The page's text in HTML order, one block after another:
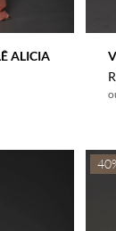
ALICIA